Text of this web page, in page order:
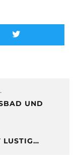
UND
LUSTIG…